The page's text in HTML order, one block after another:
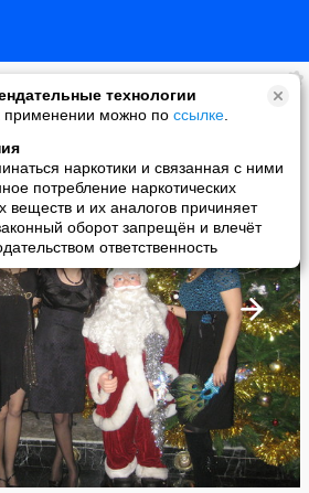
технологии
применении можно по ссылке
наркотики и связанная с ними
потребление наркотических
веществ и их аналогов причиняет
оборот запрещён и влечёт
ответственность